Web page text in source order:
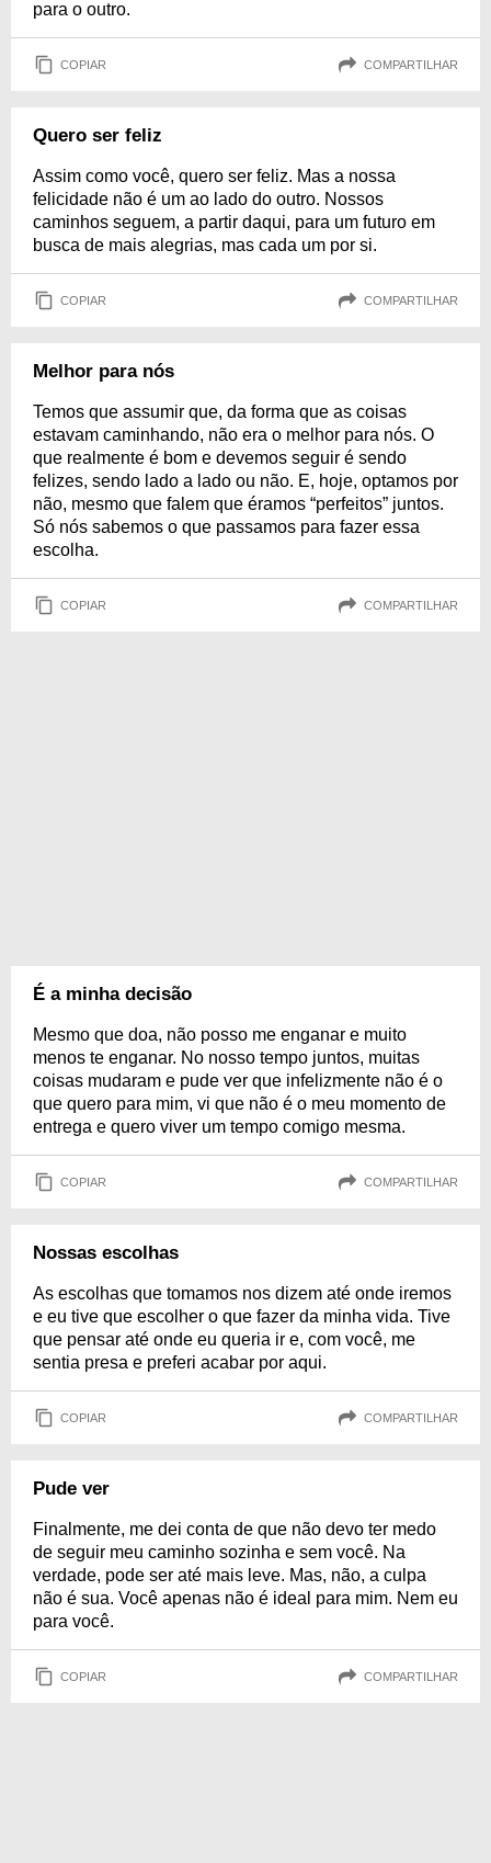
para o outro.
COPIAR COMPARTILHAR
Quero ser feliz
Assim como você, quero ser feliz. Mas a nossa
felicidade não é um ao lado do outro. Nossos
caminhos seguem, a partir daqui, para um futuro em
busca de mais alegrias, mas cada um por si.
COPIAR COMPARTILHAR
Melhor para nós
Temos que assumir que, da forma que as coisas
estavam caminhando, não era o melhor para nós. O
que realmente é bom e devemos seguir é sendo
felizes, sendo lado a lado ou não. E, hoje, optamos por
não, mesmo que falem que éramos “perfeitos” juntos.
Só nós sabemos o que passamos para fazer essa
escolha.
COPIAR COMPARTILHAR
É a minha decisão
Mesmo que doa, não posso me enganar e muito
menos te enganar. No nosso tempo juntos, muitas
coisas mudaram e pude ver que infelizmente não é o
que quero para mim, vi que não é o meu momento de
entrega e quero viver um tempo comigo mesma.
COPIAR COMPARTILHAR
Nossas escolhas
As escolhas que tomamos nos dizem até onde iremos
e eu tive que escolher o que fazer da minha vida. Tive
que pensar até onde eu queria ir e, com você, me
sentia presa e preferi acabar por aqui.
COPIAR COMPARTILHAR
Pude ver
Finalmente, me dei conta de que não devo ter medo
de seguir meu caminho sozinha e sem você. Na
verdade, pode ser até mais leve. Mas, não, a culpa
não é sua. Você apenas não é ideal para mim. Nem eu
para você.
COPIAR COMPARTILHAR